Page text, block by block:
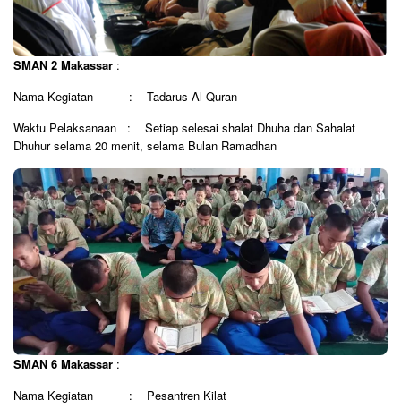
SMAN 2 Makassar :
Nama Kegiatan : Tadarus Al-Quran
Waktu Pelaksanaan : Setiap selesai shalat Dhuha dan Sahalat
Dhuhur selama 20 menit, selama Bulan Ramadhan
SMAN 6 Makassar :
Nama Kegiatan : Pesantren Kilat